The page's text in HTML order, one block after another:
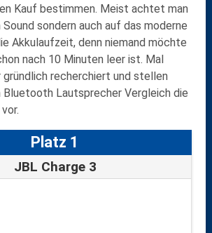
Kauf bestimmen. Meist achtet man
sondern auch auf das moderne
Akkulaufzeit, denn niemand möchte
nach 10 Minuten leer ist. Mal
gründlich recherchiert und stellen
Bluetooth Lautsprecher Vergleich die
Platz 1
JBL Charge 3